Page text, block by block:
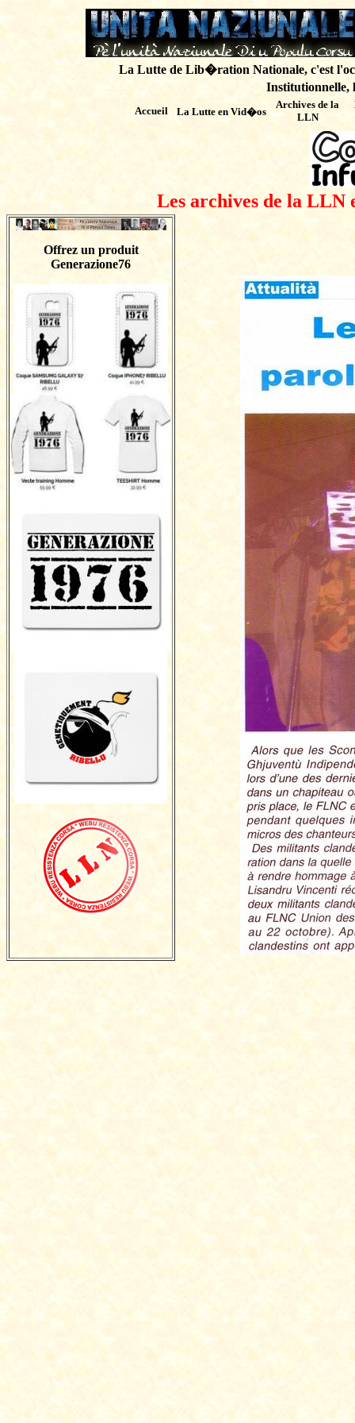
La Lutte de Lib�ration Nationale, c'est
Institutionnelle,
Accueil La Lutte en Vid�os
Archives de la
LLN
Les archives de la LLN
Offrez un produit
Generazione76